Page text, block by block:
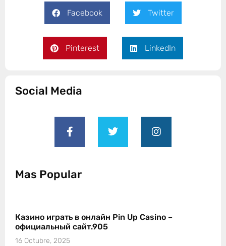
Facebook Twitter
Pinterest LinkedIn
Social Media
Mas Popular
Казино играть в онлайн Pin Up Casino –
официальный сайт.905
16 Octubre, 2025